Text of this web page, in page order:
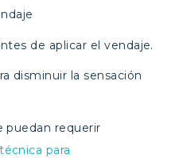
de aplicar el vendaje.
disminuir la sensación
puedan requerir
técnica para